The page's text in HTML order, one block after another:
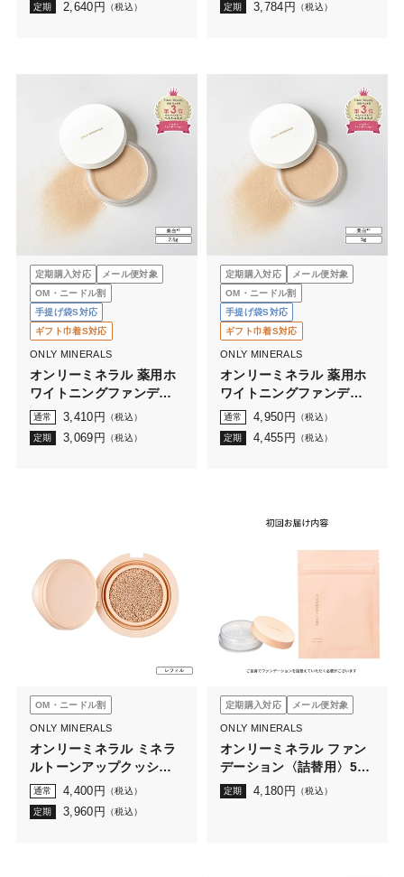
定期 2,640 円 （税込） 定期 3,784 円 （税込）
定期購入対応
メール便対象
OM・ニードル割
手提げ袋S対応
ギフト巾着S対応
ONLY MINERALS
オンリーミネラル 薬用ホ
ワイトニングファンデー
ション 2.5g
通常 3,410 円 （税込）
定期 3,069 円 （税込）
定期購入対応
メール便対象
OM・ニードル割
手提げ袋S対応
ギフト巾着S対応
ONLY MINERALS
オンリーミネラル 薬用ホ
ワイトニングファンデー
ション 5g
通常 4,950 円 （税込）
定期 4,455 円 （税込）
OM・ニードル割
ONLY MINERALS
オンリーミネラル ミネラ
ルトーンアップクッショ
ンBB レフィル N（ケース
なし）
通常 4,400 円 （税込）
定期 3,960 円 （税込）
定期購入対応 メール便対象
ONLY MINERALS
オンリーミネラル ファン
デーション〈詰替用〉5g
初めてコース
定期 4,180 円 （税込）